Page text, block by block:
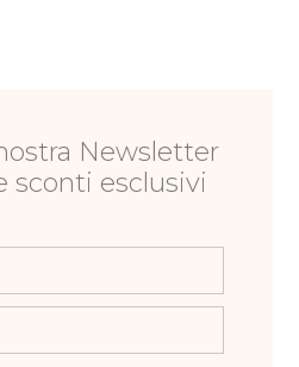
Newsletter
sconti esclusivi